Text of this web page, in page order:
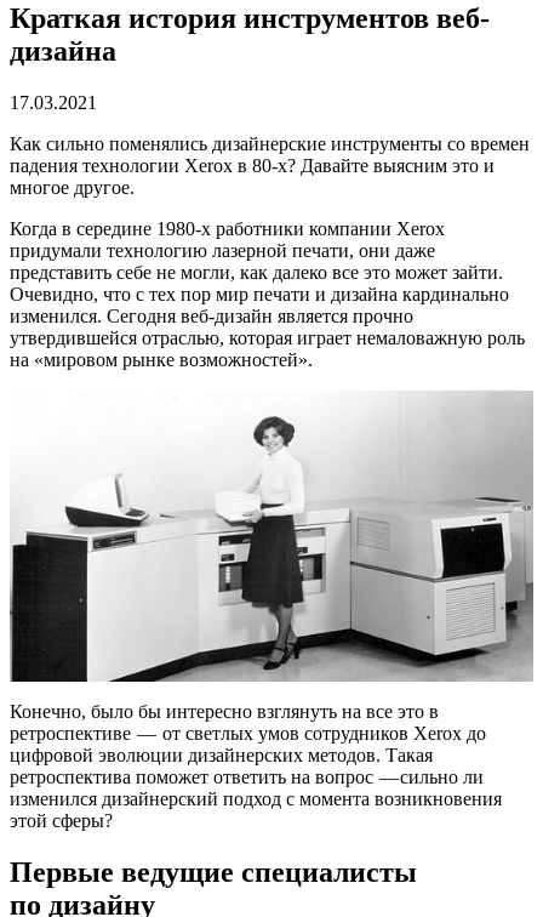
Краткая история инструментов веб-
дизайна
17.03.2021
Как сильно поменялись дизайнерские инструменты со времен
падения технологии Xerox в 80-х? Давайте выясним это и
многое другое.
Когда в середине 1980-х работники компании Xerox
придумали технологию лазерной печати, они даже
представить себе не могли, как далеко все это может зайти.
Очевидно, что с тех пор мир печати и дизайна кардинально
изменился. Сегодня веб-дизайн является прочно
утвердившейся отраслью, которая играет немаловажную роль
на «мировом рынке возможностей».
Конечно, было бы интересно взглянуть на все это в
ретроспективе — от светлых умов сотрудников Xerox до
цифровой эволюции дизайнерских методов. Такая
ретроспектива поможет ответить на вопрос — сильно ли
изменился дизайнерский подход с момента возникновения
этой сферы?
Первые ведущие специалисты
по дизайну